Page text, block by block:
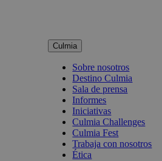
Culmia
Sobre nosotros
Destino Culmia
Sala de prensa
Informes
Iniciativas
Culmia Challenges
Culmia Fest
Trabaja con nosotros
Ética